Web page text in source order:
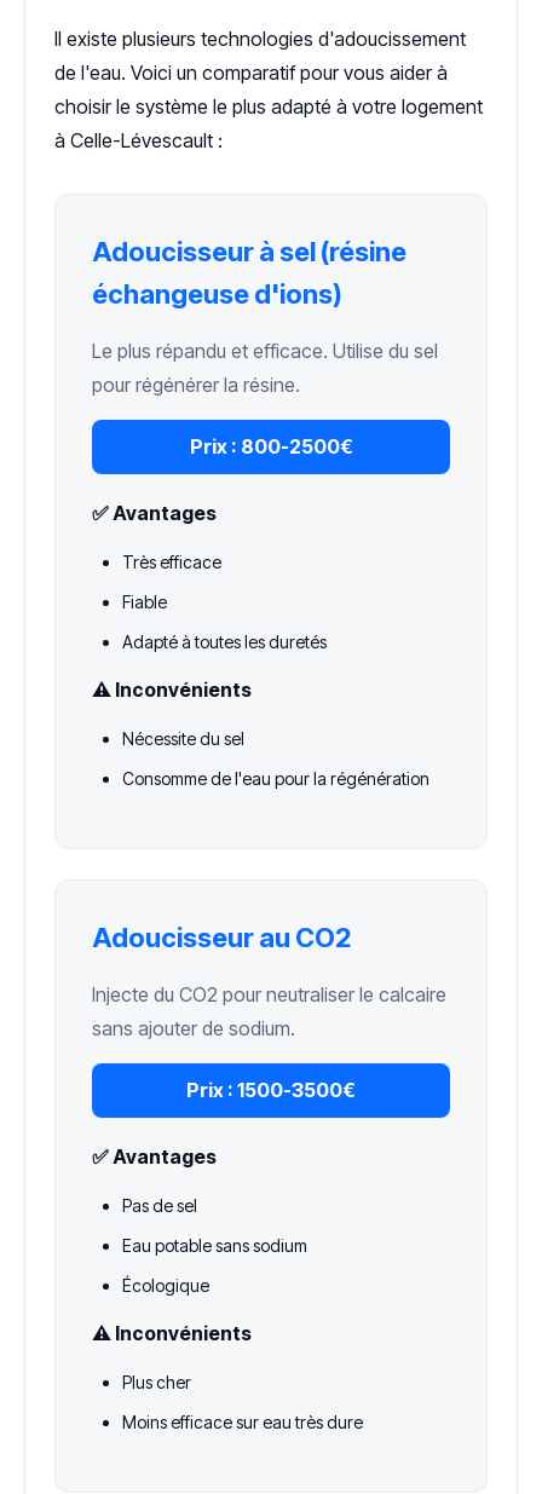
Il existe plusieurs technologies d'adoucissement
de l'eau. Voici un comparatif pour vous aider à
choisir le système le plus adapté à votre logement
à Celle-Lévescault :
Adoucisseur à sel (résine
échangeuse d'ions)
Le plus répandu et efficace. Utilise du sel
pour régénérer la résine.
Prix : 800-2500€
✅ Avantages
Très efficace
Fiable
Adapté à toutes les duretés
⚠️ Inconvénients
Nécessite du sel
Consomme de l'eau pour la régénération
Adoucisseur au CO2
Injecte du CO2 pour neutraliser le calcaire
sans ajouter de sodium.
Prix : 1500-3500€
✅ Avantages
Pas de sel
Eau potable sans sodium
Écologique
⚠️ Inconvénients
Plus cher
Moins efficace sur eau très dure